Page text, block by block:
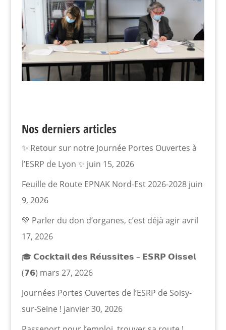
Nos derniers articles
✨ Retour sur notre Journée Portes Ouvertes à
l’ESRP de Lyon ✨ juin 15, 2026
Feuille de Route EPNAK Nord-Est 2026-2028 juin
9, 2026
💚 Parler du don d’organes, c’est déjà agir avril
17, 2026
🎓 𝗖𝗼𝗰𝗸𝘁𝗮𝗶𝗹 𝗱𝗲𝘀 𝗥𝗲́𝘂𝘀𝘀𝗶𝘁𝗲𝘀 – 𝗘𝗦𝗥𝗣 𝗢𝗶𝘀𝘀𝗲𝗹
(𝟳𝟲) mars 27, 2026
Journées Portes Ouvertes de l’ESRP de Soisy-
sur-Seine ! janvier 30, 2026